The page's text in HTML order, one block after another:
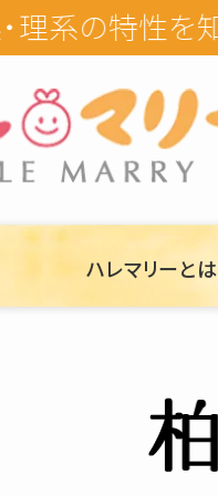
ハレマリーとは